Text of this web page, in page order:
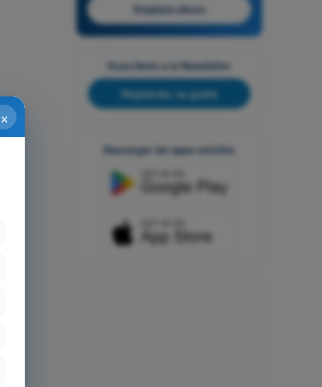
Empieza ahora
Suscríbete a la Newsletter
Regístrate, es gratis
Descargar las apps móviles
×